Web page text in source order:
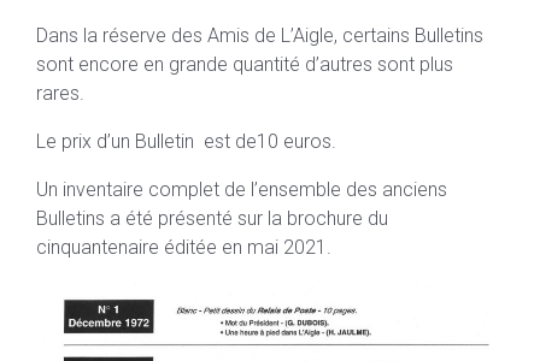
Dans la réserve des Amis de L’Aigle, certains Bulletins
sont encore en grande quantité d’autres sont plus
rares.
Le prix d’un Bulletin est de10 euros.
Un inventaire complet de l’ensemble des anciens
Bulletins a été présenté sur la brochure du
cinquantenaire éditée en mai 2021.